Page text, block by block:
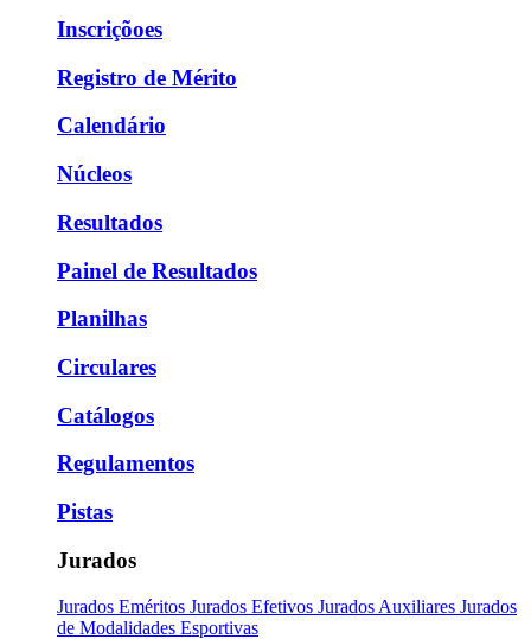
Inscriçõoes
Registro de Mérito
Calendário
Núcleos
Resultados
Painel de Resultados
Planilhas
Circulares
Catálogos
Regulamentos
Pistas
Jurados
Jurados Eméritos Jurados Efetivos Jurados Auxiliares Jurados
de Modalidades Esportivas